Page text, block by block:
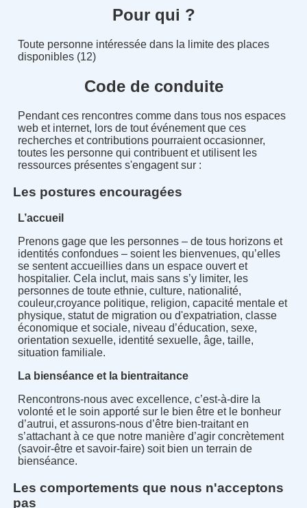
Pour qui ?
Toute personne intéressée dans la limite des places
disponibles (12)
Code de conduite
Pendant ces rencontres comme dans tous nos espaces
web et internet, lors de tout événement que ces
recherches et contributions pourraient occasionner,
toutes les personne qui contribuent et utilisent les
ressources présentes s'engagent sur :
Les postures encouragées
L’accueil
Prenons gage que les personnes – de tous horizons et
identités confondues – soient les bienvenues, qu’elles
se sentent accueillies dans un espace ouvert et
hospitalier. Cela inclut, mais sans s’y limiter, les
personnes de toute ethnie, culture, nationalité,
couleur,croyance politique, religion, capacité mentale et
physique, statut de migration ou d'expatriation, classe
économique et sociale, niveau d’éducation, sexe,
orientation sexuelle, identité sexuelle, âge, taille,
situation familiale.
La bienséance et la bientraitance
Rencontrons-nous avec excellence, c’est-à-dire la
volonté et le soin apporté sur le bien être et le bonheur
d’autrui, et assurons-nous d’être bien-traitant en
s’attachant à ce que notre manière d’agir concrètement
(savoir-être et savoir-faire) soit bien un terrain de
bienséance.
Les comportements que nous n'acceptons
pas